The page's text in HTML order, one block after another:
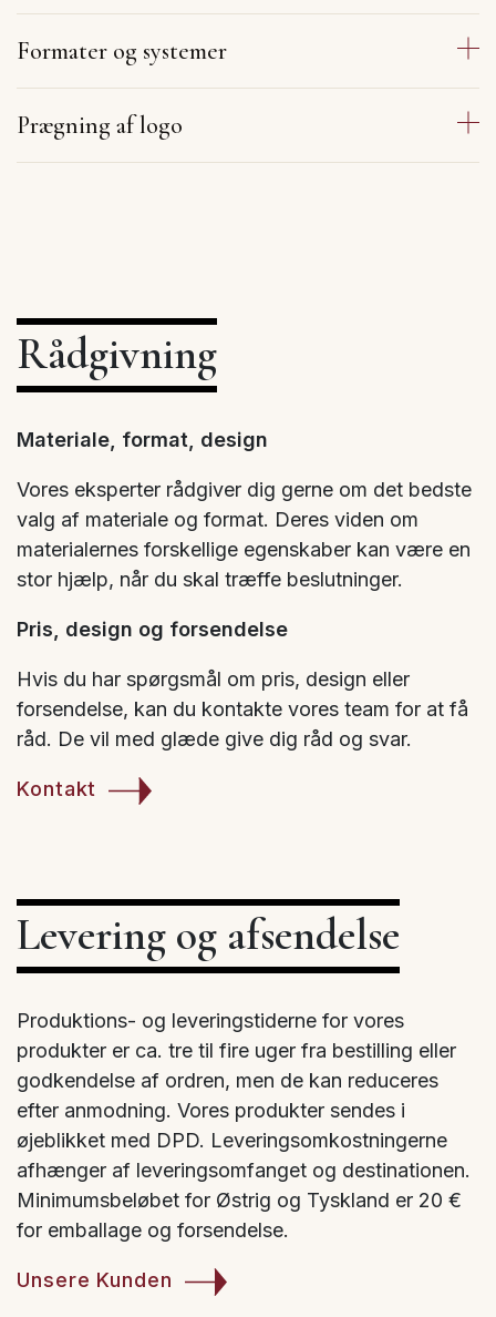
Formater og systemer
Prægning af logo
Rådgivning
Materiale, format, design
Vores eksperter rådgiver dig gerne om det bedste
valg af materiale og format. Deres viden om
materialernes forskellige egenskaber kan være en
stor hjælp, når du skal træffe beslutninger.
Pris, design og forsendelse
Hvis du har spørgsmål om pris, design eller
forsendelse, kan du kontakte vores team for at få
råd. De vil med glæde give dig råd og svar.
Kontakt
Levering og afsendelse
Produktions- og leveringstiderne for vores
produkter er ca. tre til fire uger fra bestilling eller
godkendelse af ordren, men de kan reduceres
efter anmodning. Vores produkter sendes i
øjeblikket med DPD. Leveringsomkostningerne
afhænger af leveringsomfanget og destinationen.
Minimumsbeløbet for Østrig og Tyskland er 20 €
for emballage og forsendelse.
Unsere Kunden